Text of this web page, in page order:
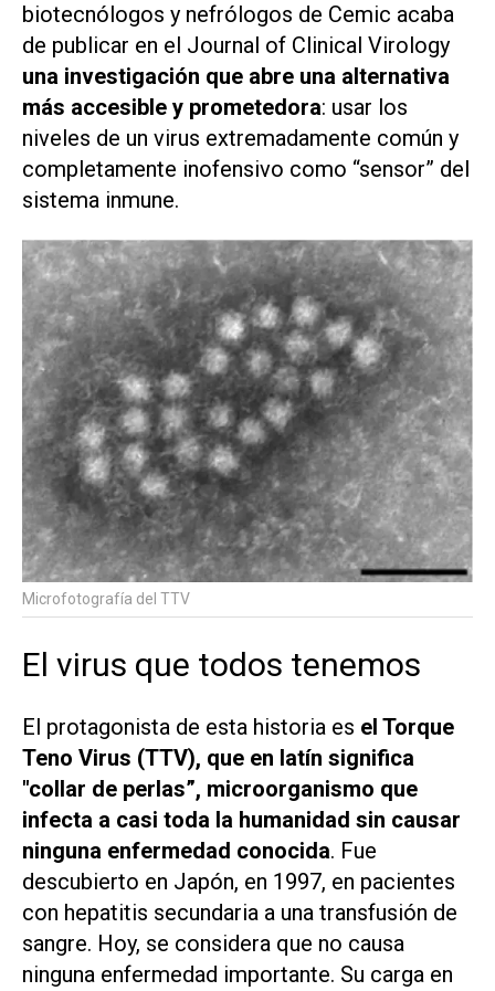
biotecnólogos y nefrólogos de Cemic acaba
de publicar en el Journal of Clinical Virology
una investigación que abre una alternativa
más accesible y prometedora: usar los
niveles de un virus extremadamente común y
completamente inofensivo como “sensor” del
sistema inmune.
Microfotografía del TTV
El virus que todos tenemos
El protagonista de esta historia es el Torque
Teno Virus (TTV), que en latín significa
"collar de perlas”, microorganismo que
infecta a casi toda la humanidad sin causar
ninguna enfermedad conocida. Fue
descubierto en Japón, en 1997, en pacientes
con hepatitis secundaria a una transfusión de
sangre. Hoy, se considera que no causa
ninguna enfermedad importante. Su carga en